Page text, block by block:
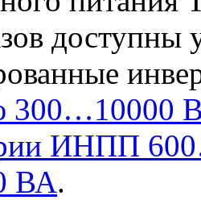
доступны
300…10000
ИНПП
ВА.